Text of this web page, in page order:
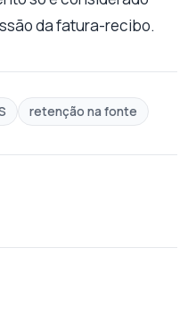
da fatura-recibo.
retenção na fonte